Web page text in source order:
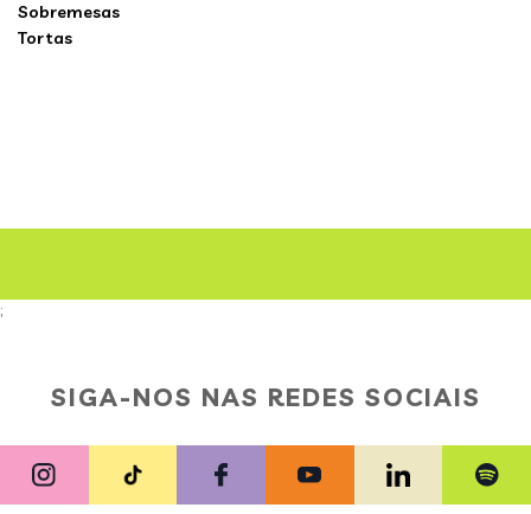
Sobremesas
Tortas
;
SIGA-NOS NAS REDES SOCIAIS